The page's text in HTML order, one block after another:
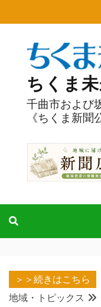
to
ちくま
千曲市および
《ちくま新聞
＞＞続きはこちら
地域・トピックス